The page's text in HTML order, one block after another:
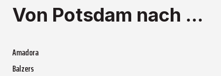
Von Potsdam nach ...
Amadora
Balzers